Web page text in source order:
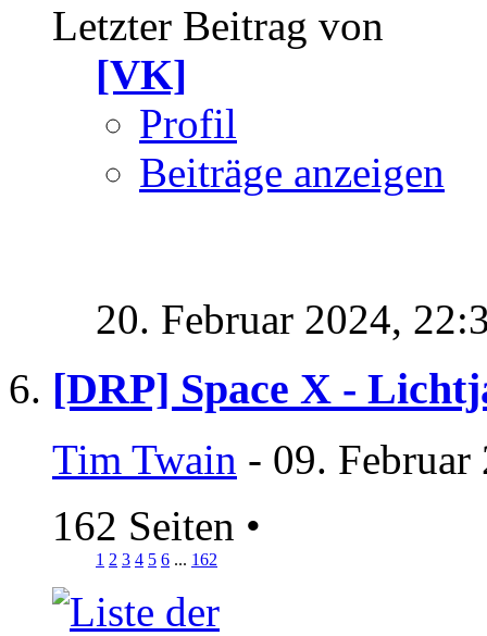
Letzter Beitrag von
[VK]
Profil
Beiträge anzeigen
20. Februar 2024,
[DRP] Space X -
Tim Twain - 09.
162 Seiten •
1 2 3 4 5 6 ... 162